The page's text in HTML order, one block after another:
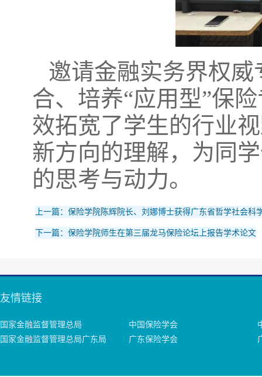
邀请金融实务界权
合、培养“应用型”保
效拓宽了学生的行业
新方向的理解，为同
的思考与动力。
上一篇：保险学院陈辉院长、刘娜博士获得广东省哲学社会科
下一篇：保险学院师生在第三届龙马保险论坛上报告学术论文
友情链接
国家金融监督管理总局 中国保险学会
国家金融监督管理总局广东局
广东保险学会